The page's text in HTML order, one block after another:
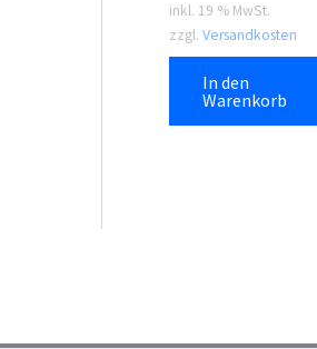
inkl. 19 % MwSt.
zzgl. Versandkosten
In den
Warenkorb